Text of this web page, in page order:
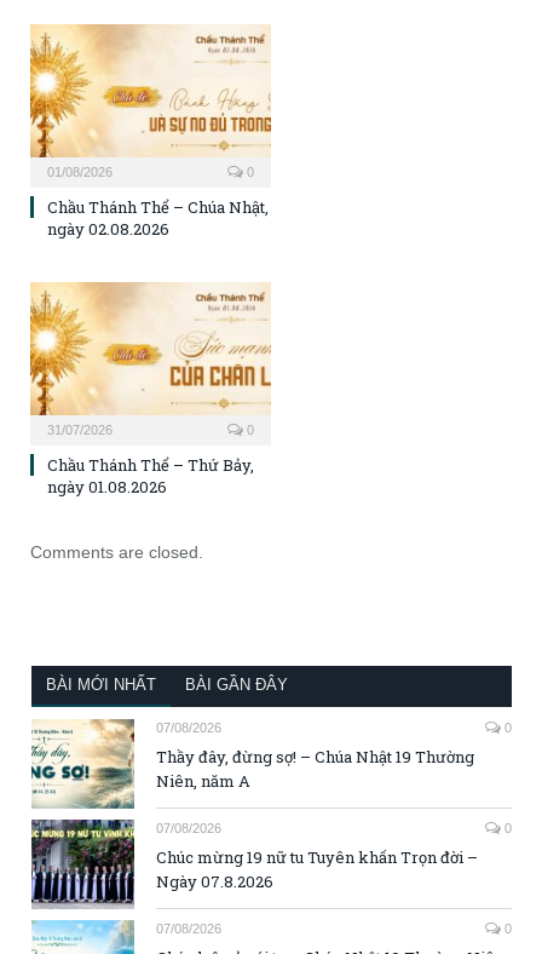
01/08/2026 0
Chầu Thánh Thể – Chúa Nhật,
ngày 02.08.2026
31/07/2026 0
Chầu Thánh Thể – Thứ Bảy,
ngày 01.08.2026
Comments are closed.
BÀI MỚI NHẤT BÀI GẦN ĐÂY
07/08/2026 0
Thầy đây, đừng sợ! – Chúa Nhật 19 Thường
Niên, năm A
07/08/2026 0
Chúc mừng 19 nữ tu Tuyên khấn Trọn đời –
Ngày 07.8.2026
07/08/2026 0